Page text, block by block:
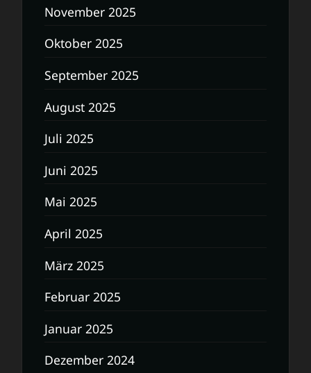
November 2025
Oktober 2025
September 2025
August 2025
Juli 2025
Juni 2025
Mai 2025
April 2025
März 2025
Februar 2025
Januar 2025
Dezember 2024